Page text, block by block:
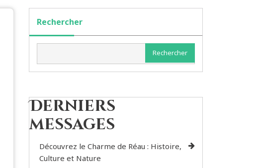
Rechercher
Rechercher
Derniers
messages
Découvrez le Charme de Réau : Histoire,
Culture et Nature